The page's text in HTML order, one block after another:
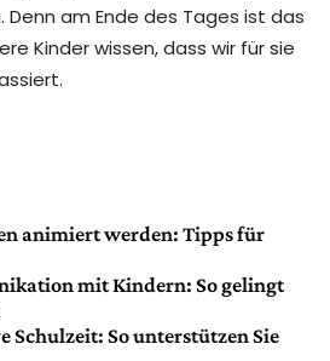
Denn am Ende des Tages ist das
Kinder wissen, dass wir für sie
animiert werden: Tipps für
mit Kindern: So gelingt
Schulzeit: So unterstützen Sie